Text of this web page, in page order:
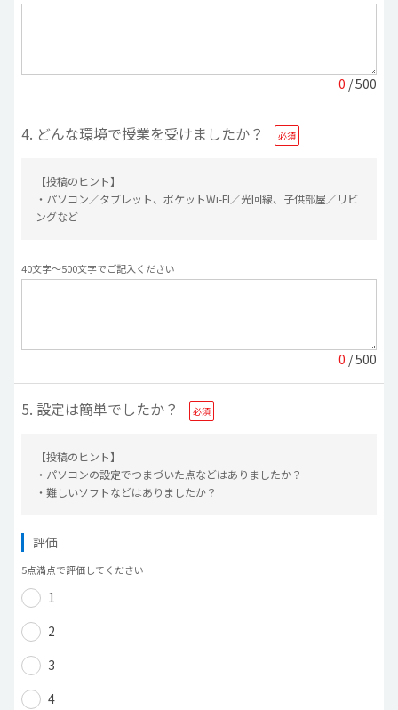
0 / 500
4. どんな環境で授業を受けましたか？
【投稿のヒント】
・パソコン／タブレット、ポケットWi-FI／光回線、子供部屋／リビ
ングなど
40文字〜500文字でご記入ください
0 / 500
5. 設定は簡単でしたか？
【投稿のヒント】
・パソコンの設定でつまづいた点などはありましたか？
・難しいソフトなどはありましたか？
評価
5点満点で評価してください
1
2
3
4